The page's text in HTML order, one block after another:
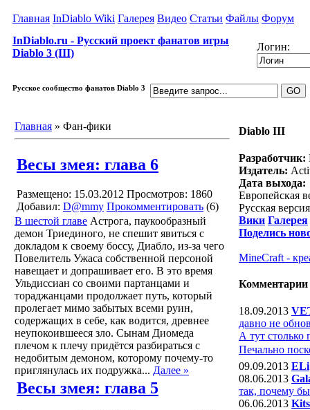
Главная InDiablo Wiki Галерея Видео Статьи Файлы Форум
InDiablo.ru - Русский проект фанатов игры
Diablo 3 (III)
Логин:
Русское сообщество фанатов Diablo 3
Главная » Фан-фики
Весы змея: глава 6
Размещено: 15.03.2012 Просмотров: 1860
Добавил: D@mmy Прокомментировать (6)
В шестой главе Астрога, паукообразный
демон Триединого, не спешит явиться с
докладом к своему боссу, Диабло, из-за чего
Повелитель Ужаса собственной персоной
навещает и допрашивает его. В это время
Ульдиссиан со своими партанцами и
тораджанцами продолжает путь, который
пролегает мимо забытых всеми руин,
содержащих в себе, как водится, древнее
неупокоившееся зло. Сынам Диомеда
плечом к плечу придётся разбираться с
недобитым демоном, которому почему-то
приглянулась их подружка... Далее »
Весы змея: глава 5
Diablo III
Разработчик:
Издатель:
Дата выхода:
Европейская
Русская
Вики Галерея
Поделись
MineCraft -
Комментарии
18.09.2013
давно не
А тут
Печально
09.09.2013 ELi
08.06.2013
так, почему
06.06.2013